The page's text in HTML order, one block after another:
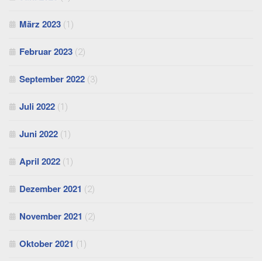
März 2023 (1)
Februar 2023 (2)
September 2022 (3)
Juli 2022 (1)
Juni 2022 (1)
April 2022 (1)
Dezember 2021 (2)
November 2021 (2)
Oktober 2021 (1)